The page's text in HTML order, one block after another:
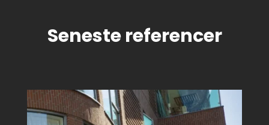
Seneste referencer